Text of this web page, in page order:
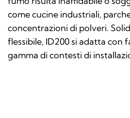
come cucine industriali,
concentrazioni di polveri.
flessibile, ID200 si adatta con
gamma di contesti di